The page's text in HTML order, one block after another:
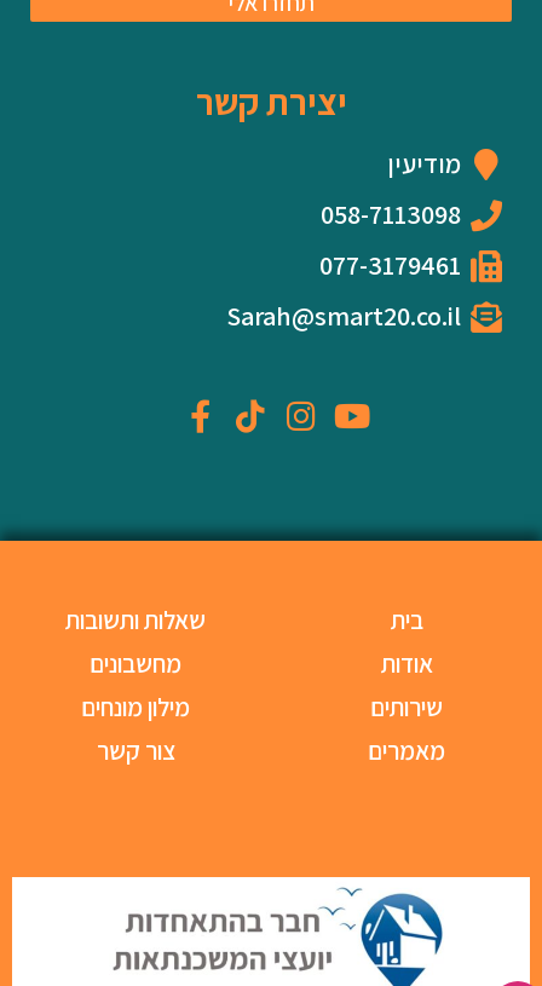
יצירת קשר
מודיעין
058-7113098
077-3179461
Sarah@smart20.co.il
בית
אודות
שירותים
מאמרים
שאלות ותשובות
מחשבונים
מילון מונחים
צור קשר